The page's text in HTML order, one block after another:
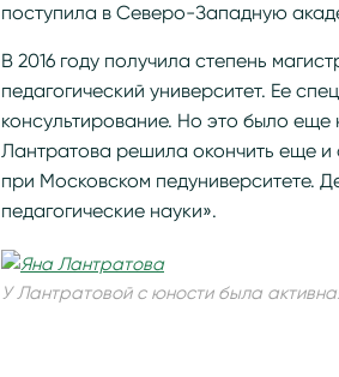
поступила в Северо-Западную
В 2016 году получила степень
педагогический университет. Ее
консультирование. Но это было
Лантратова решила окончить еще и
при Московском педуниверситете.
педагогические науки».
У Лантратовой с юности была